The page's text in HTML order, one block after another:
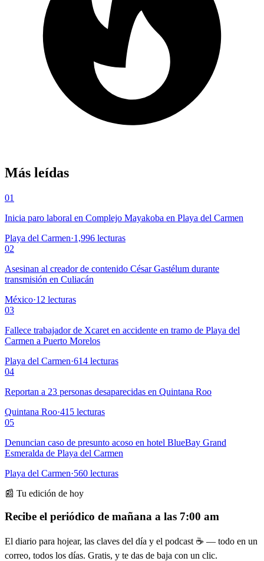
Más leídas
01
Inicia paro laboral en Complejo Mayakoba en Playa del Carmen
Playa del Carmen·1,996 lecturas
02
Asesinan al creador de contenido César Gastélum durante
transmisión en Culiacán
México·12 lecturas
03
Fallece trabajador de Xcaret en accidente en tramo de Playa del
Carmen a Puerto Morelos
Playa del Carmen·614 lecturas
04
Reportan a 23 personas desaparecidas en Quintana Roo
Quintana Roo·415 lecturas
05
Denuncian caso de presunto acoso en hotel BlueBay Grand
Esmeralda de Playa del Carmen
Playa del Carmen·560 lecturas
📰 Tu edición de hoy
Recibe el periódico de mañana a las 7:00 am
El diario para hojear, las claves del día y el podcast ☕ — todo en un
correo, todos los días. Gratis, y te das de baja con un clic.